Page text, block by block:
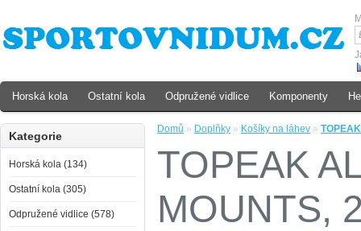
Domů » Doplňky » Košíky na láhev »
TOPEAK
MOUNTS,
Kategorie
Horská kola (134)
Ostatní kola (305)
Odpružené vidlice (578)
Horská kola Ostatní kola Odpružené vidlice Komponenty